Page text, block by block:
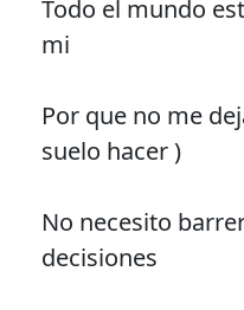
Todo el mundo
mi
Por que no me
suelo hacer )
No necesito
decisiones